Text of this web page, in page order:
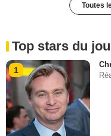
Toutes
Top stars du
1